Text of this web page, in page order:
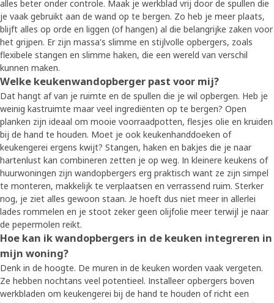
alles beter onder controle. Maak je werkblad vrij door de spullen die
je vaak gebruikt aan de wand op te bergen. Zo heb je meer plaats,
blijft alles op orde en liggen (of hangen) al die belangrijke zaken voor
het grijpen. Er zijn massa's slimme en stijlvolle opbergers, zoals
flexibele stangen en slimme haken, die een wereld van verschil
kunnen maken.
Welke keukenwandopberger past voor mij?
Dat hangt af van je ruimte en de spullen die je wil opbergen. Heb je
weinig kastruimte maar veel ingrediënten op te bergen? Open
planken zijn ideaal om mooie voorraadpotten, flesjes olie en kruiden
bij de hand te houden. Moet je ook keukenhanddoeken of
keukengerei ergens kwijt? Stangen, haken en bakjes die je naar
hartenlust kan combineren zetten je op weg. In kleinere keukens of
huurwoningen zijn wandopbergers erg praktisch want ze zijn simpel
te monteren, makkelijk te verplaatsen en verrassend ruim. Sterker
nog, je ziet alles gewoon staan. Je hoeft dus niet meer in allerlei
lades rommelen en je stoot zeker geen olijfolie meer terwijl je naar
de pepermolen reikt.
Hoe kan ik wandopbergers in de keuken integreren in
mijn woning?
Denk in de hoogte. De muren in de keuken worden vaak vergeten.
Ze hebben nochtans veel potentieel. Installeer opbergers boven
werkbladen om keukengerei bij de hand te houden of richt een